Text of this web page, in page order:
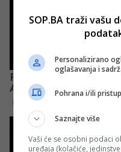
SOP.BA traži vašu
Personalizirano
oglašavanja i
Pohrana i/ili
Saznajte više
Vaši će se osobni podaci
uređaja (kolačiće,